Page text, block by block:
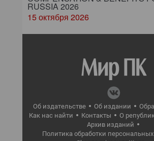
RUSSIA 2026
15 октября 2026
Об издательстве Об издании
Как нас найти
Контакты О
Архив изданий
Политика обработки